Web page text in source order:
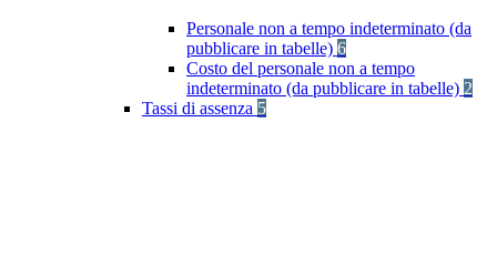
Personale non a tempo indeterminato (da
pubblicare in tabelle) 6
Costo del personale non a tempo
indeterminato (da pubblicare in tabelle) 2
Tassi di assenza 5